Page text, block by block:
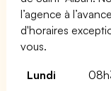
l’agence à
d'horaires
vous.
Lundi